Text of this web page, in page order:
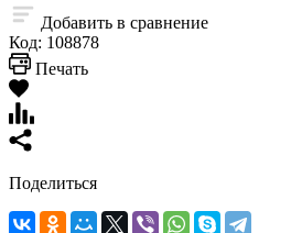
Добавить в сравнение
Код: 108878
Печать
Поделиться